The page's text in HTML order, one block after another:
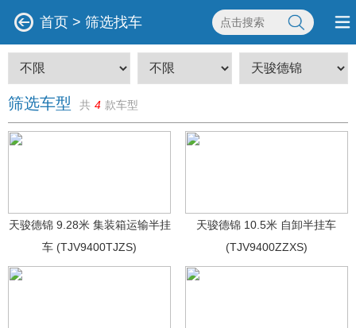
首页 > 筛选找车
筛选车型 共 4 款车型
天骏德锦 9.28米 集装箱运输半挂
车 (TJV9400TJZS)
天骏德锦 10.5米 自卸半挂车
(TJV9400ZZXS)